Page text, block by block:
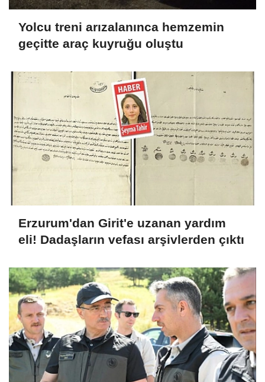
Yolcu treni arızalanınca hemzemin
geçitte araç kuyruğu oluştu
Erzurum'dan Girit'e uzanan yardım
eli! Dadaşların vefası arşivlerden çıktı